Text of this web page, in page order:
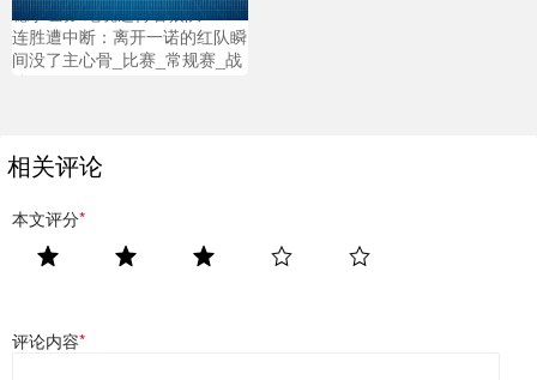
稳拿证券 绝境还得看狼队！AG
连胜遭中断：离开一诺的红队瞬
间没了主心骨_比赛_常规赛_战
队
相关评论
本文评分*
评论内容*